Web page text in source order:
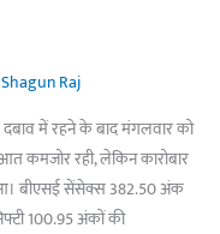
Shagun Raj
में रहने के बाद मंगलवार को
कमजोर रही, लेकिन कारोबार
बीएसई सेंसेक्स 382.50 अंक
100.95 अंकों की